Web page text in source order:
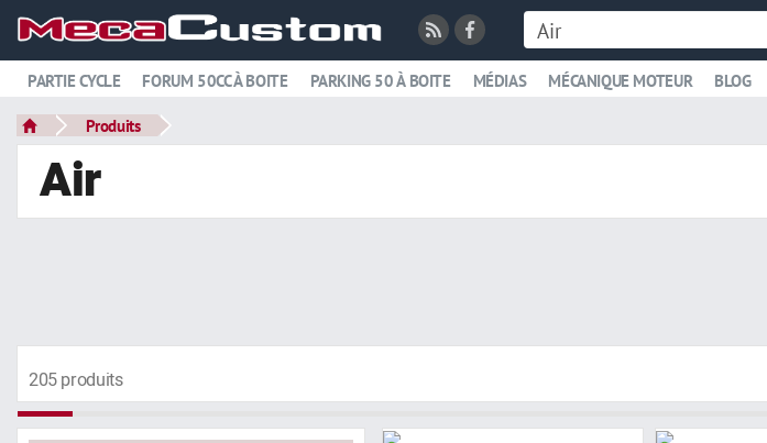
PARTIE CYCLE FORUM 50CC À BOITE PARKING 50 À BOITE MÉDIAS MÉCANIQUE MOTEUR BLOG
Produits
Air
205 produits